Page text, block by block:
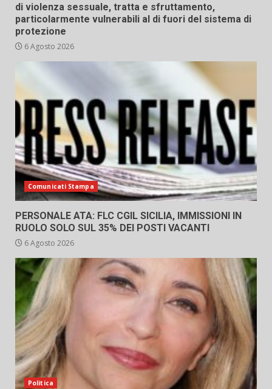
di violenza sessuale, tratta e sfruttamento,
particolarmente vulnerabili al di fuori del sistema di
protezione
6 Agosto 2026
Comunicati Stampa
PERSONALE ATA: FLC CGIL SICILIA, IMMISSIONI IN
RUOLO SOLO SUL 35% DEI POSTI VACANTI
6 Agosto 2026
Politica